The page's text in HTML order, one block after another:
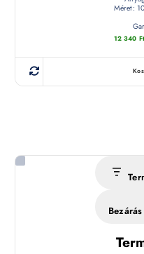
Méret:
12 340 Ft
Bezárás